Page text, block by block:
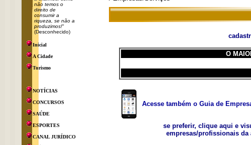
não temos o
direito de
consumir a
riqueza, se não a
produzimos!"
(Desconhecido)
Inicial
A Cidade
Turismo
NOTÍCIAS
CONCURSOS
SAÚDE
ESPORTES
CANAL JURÍDICO
O
Acesse também o Guia de
se preferir, clique aqui e
empresas/profissionais da